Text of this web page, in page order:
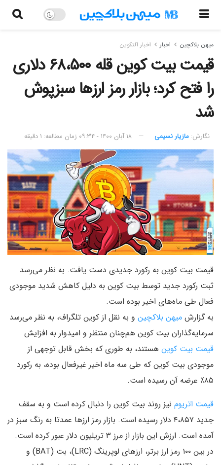
میهن بلاکچین اخبار اخبار آلتکوین
قیمت بیت کوین قله ۶۸،۵۰۰ دلاری
را فتح کرد؛ بازار رمز ارزها سبزپوش
شد
نگارش:‌ مازیار نسیمی ۱۸ آبان ۱۴۰۰ - ۰۹:۳۴ زمان مطالعه: ۱ دقیقه
قیمت بیت کوین به رکورد جدیدی دست یافت. به نظر می‌رسد
ثبت رکورد جدید توسط بیت کوین به دلیل کاهش شدید موجودی
فعال طی ماه‌های اخیر بوده است.
به گزارش میهن بلاکچین و به نقل از کوین تلگراف، به نظر می‌رسد
سرمایه‌گذاران بیت کوین هم‌چنان منتظر و امیدوار به افزایش
قیمت بیت کوین هستند، به طوری که بخش قابل توجهی از
موجودی بیت کوین که طی سه ماه اخیر غیرفعال بوده، به رکورد
۸۵٪ عرضه آن رسیده است.
قیمت اتریوم نیز روند بیت کوین را دنبال کرده است و به سقف
جدید ۴،۸۵۷ دلار رسیده است. بازار رمز ارزها عمدتا به رنگ سبز در
آمده است. ارزش این بازار از مرز ۳ تریلیون دلار عبور کرده است.
در بین ۱۰۰ رمز ارز برتر، ارزهای لوپرینگ (LRC)، بت (BAT) و